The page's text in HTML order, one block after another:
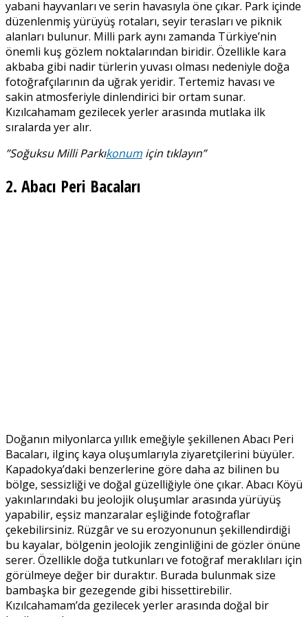
yabani hayvanları ve serin havasıyla öne çıkar. Park içinde
düzenlenmiş yürüyüş rotaları, seyir terasları ve piknik
alanları bulunur. Milli park aynı zamanda Türkiye’nin
önemli kuş gözlem noktalarından biridir. Özellikle kara
akbaba gibi nadir türlerin yuvası olması nedeniyle doğa
fotoğrafçılarının da uğrak yeridir. Tertemiz havası ve
sakin atmosferiyle dinlendirici bir ortam sunar.
Kızılcahamam gezilecek yerler arasında mutlaka ilk
sıralarda yer alır.
”Soğuksu Milli Parkıkonum için tıklayın”
2. Abacı Peri Bacaları
Doğanın milyonlarca yıllık emeğiyle şekillenen Abacı Peri
Bacaları, ilginç kaya oluşumlarıyla ziyaretçilerini büyüler.
Kapadokya’daki benzerlerine göre daha az bilinen bu
bölge, sessizliği ve doğal güzelliğiyle öne çıkar. Abacı Köyü
yakınlarındaki bu jeolojik oluşumlar arasında yürüyüş
yapabilir, eşsiz manzaralar eşliğinde fotoğraflar
çekebilirsiniz. Rüzgâr ve su erozyonunun şekillendirdiği
bu kayalar, bölgenin jeolojik zenginliğini de gözler önüne
serer. Özellikle doğa tutkunları ve fotoğraf meraklıları için
görülmeye değer bir duraktır. Burada bulunmak size
bambaşka bir gezegende gibi hissettirebilir.
Kızılcahamam’da gezilecek yerler arasında doğal bir